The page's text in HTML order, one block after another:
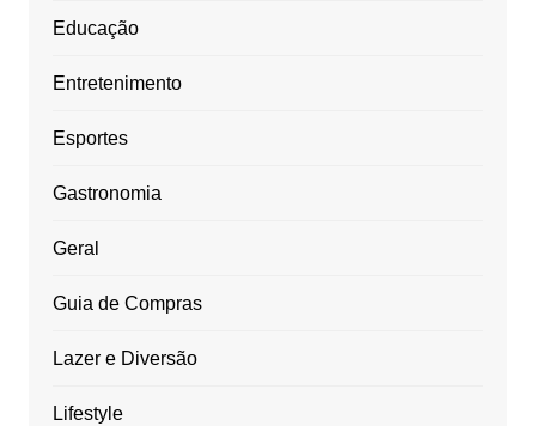
Educação
Entretenimento
Esportes
Gastronomia
Geral
Guia de Compras
Lazer e Diversão
Lifestyle